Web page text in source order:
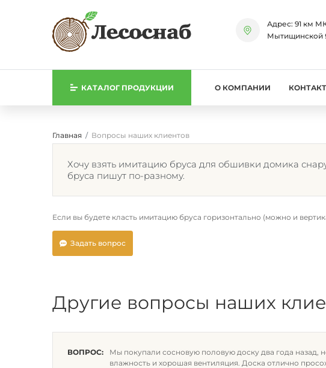
Адрес: 91 км
Мытищинской
КАТАЛОГ ПРОДУКЦИИ О КОМПАНИИ
Главная Вопросы наших клиентов
Хочу взять имитацию бруса для обшивки домика
бруса пишут по-разному.
Если вы будете класть имитацию бруса горизонтально (можно и
Задать вопрос
Другие вопросы наших
ВОПРОС:
Мы покупали сосновую половую доску два года назад,
влажность и хорошая вентиляция. Доска отлично